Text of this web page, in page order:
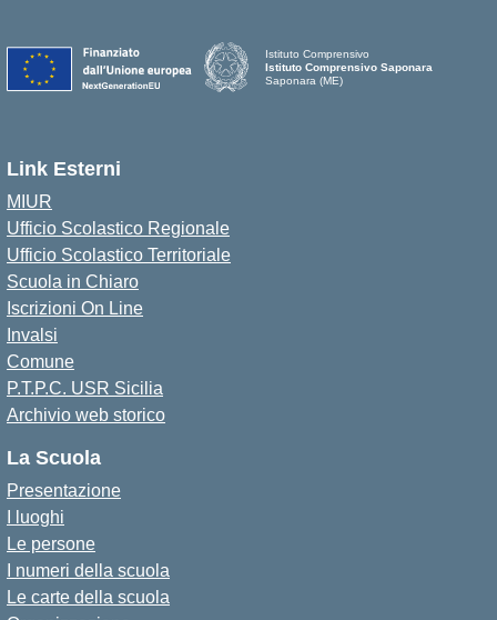
Istituto Comprensivo
Istituto Comprensivo Saponara
Saponara (ME)
Link Esterni
MIUR
Ufficio Scolastico Regionale
Ufficio Scolastico Territoriale
Scuola in Chiaro
Iscrizioni On Line
Invalsi
Comune
P.T.P.C. USR Sicilia
Archivio web storico
La Scuola
Presentazione
I luoghi
Le persone
I numeri della scuola
Le carte della scuola